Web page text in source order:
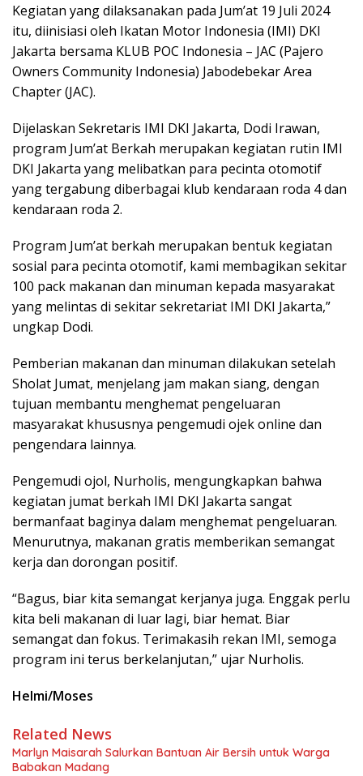
Kegiatan yang dilaksanakan pada Jum’at 19 Juli 2024
itu, diinisiasi oleh Ikatan Motor Indonesia (IMI) DKI
Jakarta bersama KLUB POC Indonesia – JAC (Pajero
Owners Community Indonesia) Jabodebekar Area
Chapter (JAC).
Dijelaskan Sekretaris IMI DKI Jakarta, Dodi Irawan,
program Jum’at Berkah merupakan kegiatan rutin IMI
DKI Jakarta yang melibatkan para pecinta otomotif
yang tergabung diberbagai klub kendaraan roda 4 dan
kendaraan roda 2.
Program Jum’at berkah merupakan bentuk kegiatan
sosial para pecinta otomotif, kami membagikan sekitar
100 pack makanan dan minuman kepada masyarakat
yang melintas di sekitar sekretariat IMI DKI Jakarta,”
ungkap Dodi.
Pemberian makanan dan minuman dilakukan setelah
Sholat Jumat, menjelang jam makan siang, dengan
tujuan membantu menghemat pengeluaran
masyarakat khususnya pengemudi ojek online dan
pengendara lainnya.
Pengemudi ojol, Nurholis, mengungkapkan bahwa
kegiatan jumat berkah IMI DKI Jakarta sangat
bermanfaat baginya dalam menghemat pengeluaran.
Menurutnya, makanan gratis memberikan semangat
kerja dan dorongan positif.
“Bagus, biar kita semangat kerjanya juga. Enggak perlu
kita beli makanan di luar lagi, biar hemat. Biar
semangat dan fokus. Terimakasih rekan IMI, semoga
program ini terus berkelanjutan,” ujar Nurholis.
Helmi/Moses
Related News
Marlyn Maisarah Salurkan Bantuan Air Bersih untuk Warga
Babakan Madang